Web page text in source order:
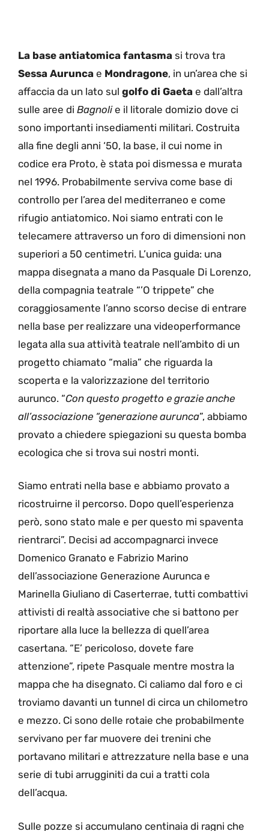
La base antiatomica fantasma si trova tra
Sessa Aurunca e Mondragone, in un’area che si
affaccia da un lato sul golfo di Gaeta e dall’altra
sulle aree di Bagnolie il litorale domizio dove ci
sono importanti insediamenti militari. Costruita
alla fine degli anni ‘50, la base, il cui nome in
codice era Proto, è stata poi dismessa e murata
nel 1996. Probabilmente serviva come base di
controllo per l’area del mediterraneo e come
rifugio antiatomico. Noi siamo entrati con le
telecamere attraverso un foro di dimensioni non
superiori a 50 centimetri. L’unica guida: una
mappa disegnata a mano da Pasquale Di Lorenzo,
della compagnia teatrale “’O trippete” che
coraggiosamente l’anno scorso decise di entrare
nella base per realizzare una videoperformance
legata alla sua attività teatrale nell’ambito di un
progetto chiamato “malia” che riguarda la
scoperta e la valorizzazione del territorio
aurunco. “Con questo progetto e grazie anche
all’associazione “generazione aurunca”, abbiamo
provato a chiedere spiegazioni su questa bomba
ecologica che si trova sui nostri monti.
Siamo entrati nella base e abbiamo provato a
ricostruirne il percorso. Dopo quell’esperienza
però, sono stato male e per questo mi spaventa
rientrarci”. Decisi ad accompagnarci invece
Domenico Granato e Fabrizio Marino
dell’associazione Generazione Aurunca e
Marinella Giuliano di Caserterrae, tutti combattivi
attivisti di realtà associative che si battono per
riportare alla luce la bellezza di quell’area
casertana. “E’ pericoloso, dovete fare
attenzione”, ripete Pasquale mentre mostra la
mappa che ha disegnato. Ci caliamo dal foro e ci
troviamo davanti un tunnel di circa un chilometro
e mezzo. Ci sono delle rotaie che probabilmente
servivano per far muovere dei trenini che
portavano militari e attrezzature nella base e una
serie di tubi arrugginiti da cui a tratti cola
dell’acqua.
Sulle pozze si accumulano centinaia di ragni che